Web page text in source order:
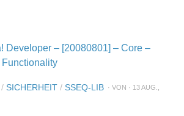
/ SICHERHEIT / SSEQ-LIB · VON · 13 AUG.,